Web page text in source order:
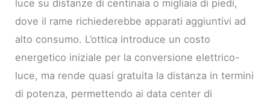
luce su distanze di centinaia o migliaia di piedi,
dove il rame richiederebbe apparati aggiuntivi ad
alto consumo. L’ottica introduce un costo
energetico iniziale per la conversione elettrico-
luce, ma rende quasi gratuita la distanza in termini
di potenza, permettendo ai data center di